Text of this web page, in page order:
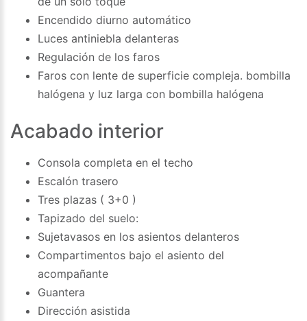
Encendido diurno automático
Luces antiniebla delanteras
Regulación de los faros
Faros con lente de superficie compleja. bombilla
halógena y luz larga con bombilla halógena
Acabado interior
Consola completa en el techo
Escalón trasero
Tres plazas ( 3+0 )
Tapizado del suelo:
Sujetavasos en los asientos delanteros
Compartimentos bajo el asiento del
acompañante
Guantera
Dirección asistida